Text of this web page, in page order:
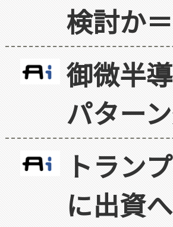
検討か
御微半
パター
トラン
に出資へ